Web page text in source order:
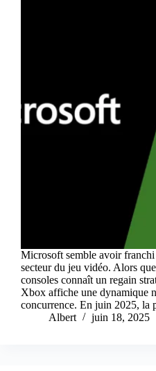
Microsoft semble avoir
secteur du jeu vidéo. Alors
consoles connaît un regain
Xbox affiche une dynamique
concurrence. En juin 2025, la
Albert
juin 18, 2025